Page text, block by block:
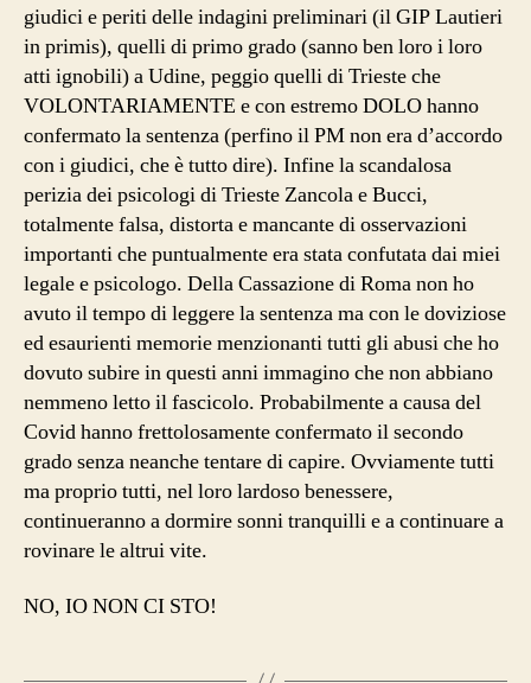
giudici e periti delle indagini preliminari (il GIP Lautieri
in primis), quelli di primo grado (sanno ben loro i loro
atti ignobili) a Udine, peggio quelli di Trieste che
VOLONTARIAMENTE e con estremo DOLO hanno
confermato la sentenza (perfino il PM non era d’accordo
con i giudici, che è tutto dire). Infine la scandalosa
perizia dei psicologi di Trieste Zancola e Bucci,
totalmente falsa, distorta e mancante di osservazioni
importanti che puntualmente era stata confutata dai miei
legale e psicologo. Della Cassazione di Roma non ho
avuto il tempo di leggere la sentenza ma con le doviziose
ed esaurienti memorie menzionanti tutti gli abusi che ho
dovuto subire in questi anni immagino che non abbiano
nemmeno letto il fascicolo. Probabilmente a causa del
Covid hanno frettolosamente confermato il secondo
grado senza neanche tentare di capire. Ovviamente tutti
ma proprio tutti, nel loro lardoso benessere,
continueranno a dormire sonni tranquilli e a continuare a
rovinare le altrui vite.
NO, IO NON CI STO!